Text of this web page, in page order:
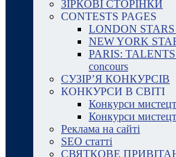
ЗІРКОВІ СТОРІНКИ
CONTESTS PAGES
LONDON STARS
NEW YORK
PARIS: TALENTS
concours
СУЗІР’Я КОНКУРСІВ
КОНКУРСИ В СВІТІ
Конкурси
Конкурси
Реклама на сайті
SEO статті
СВЯТКОВЕ